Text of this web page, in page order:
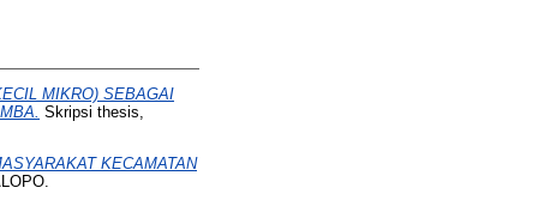
MIKRO) SEBAGAI
Skripsi thesis,
KECAMATAN